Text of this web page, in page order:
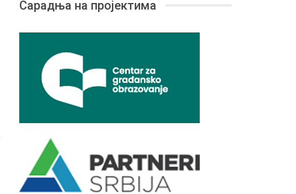
Сарадња на пројектима